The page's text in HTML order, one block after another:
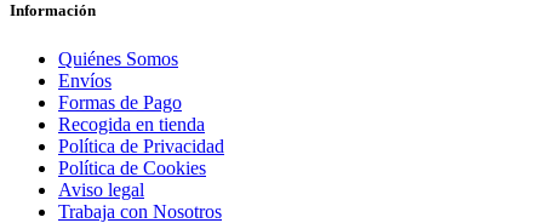
Información
Quiénes Somos
Envíos
Formas de Pago
Recogida en tienda
Política de Privacidad
Política de Cookies
Aviso legal
Trabaja con Nosotros